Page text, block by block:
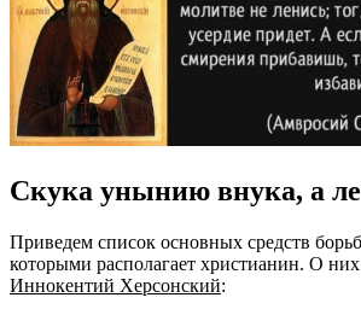
Скука унынию внука, а
Приведем список основных средств
которыми располагает христианин. О
Иннокентий Херсонский: